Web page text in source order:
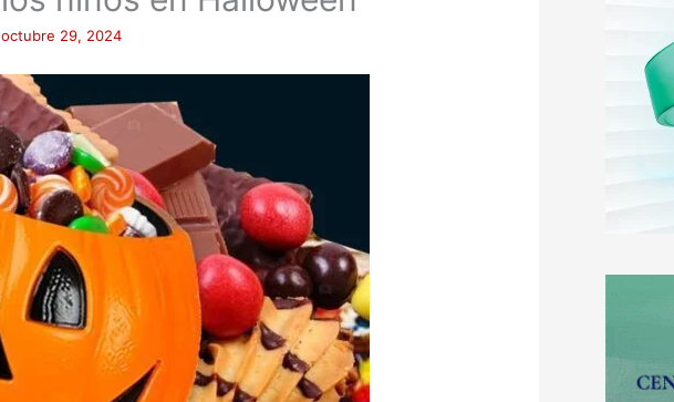
octubre 29, 2024